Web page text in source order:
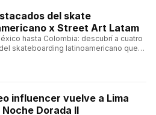
del skate
x Street Art Latam
hasta Colombia: descubrí a cuatro
skateboarding latinoamericano que
influencer vuelve a Lima
Noche Dorada II